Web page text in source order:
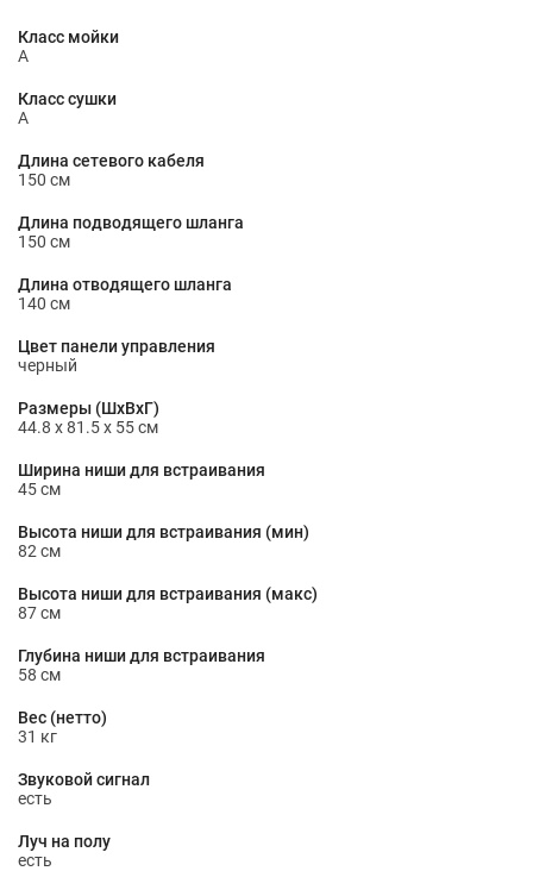
Класс мойки
A
Класс сушки
A
Длина сетевого кабеля
150 см
Длина подводящего шланга
150 см
Длина отводящего шланга
140 см
Цвет панели управления
черный
Размеры (ШxВxГ)
44.8 x 81.5 x 55 см
Ширина ниши для встраивания
45 см
Высота ниши для встраивания (мин)
82 см
Высота ниши для встраивания (макс)
87 см
Глубина ниши для встраивания
58 см
Вес (нетто)
31 кг
Звуковой сигнал
есть
Луч на полу
есть